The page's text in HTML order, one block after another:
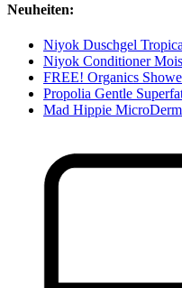
Neuheiten:
Niyok Duschgel
Niyok Conditioner
FREE! Organics
Propolia Gentle
Mad Hippie